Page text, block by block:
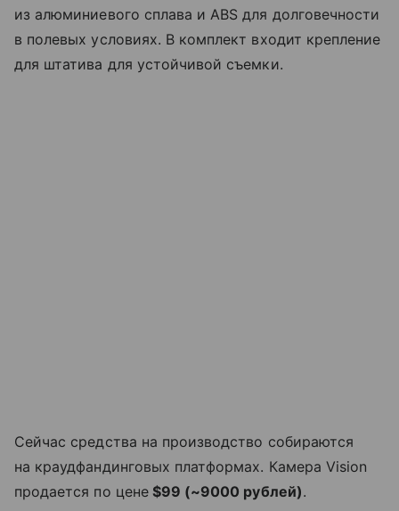
из алюминиевого сплава и ABS для долговечности
в полевых условиях. В комплект входит крепление
для штатива для устойчивой съемки.
Сейчас средства на производство собираются
на краудфандинговых платформах. Камера Vision
продается по цене$99 (~9000 рублей).